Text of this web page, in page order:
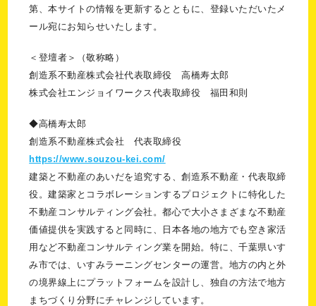
第、本サイトの情報を更新するとともに、登録いただいたメ
ール宛にお知らせいたします。
＜登壇者＞（敬称略）
創造系不動産株式会社代表取締役 高橋寿太郎
株式会社エンジョイワークス代表取締役 福田和則
◆高橋寿太郎
創造系不動産株式会社 代表取締役
https://www.souzou-kei.com/
建築と不動産のあいだを追究する、創造系不動産・代表取締
役。建築家とコラボレーションするプロジェクトに特化した
不動産コンサルティング会社。都心で大小さまざまな不動産
価値提供を実践すると同時に、日本各地の地方でも空き家活
用など不動産コンサルティング業を開始。特に、千葉県いす
み市では、いすみラーニングセンターの運営。地方の内と外
の境界線上にプラットフォームを設計し、独自の方法で地方
まちづくり分野にチャレンジしています。